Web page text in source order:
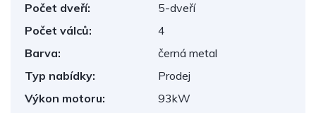
Počet dveří:
5-dveří
Počet válců:
4
Barva:
černá metal
Typ nabídky:
Prodej
Výkon motoru:
93kW